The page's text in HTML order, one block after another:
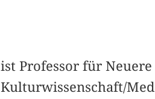
ist Professor für
Kulturwissenschaft/